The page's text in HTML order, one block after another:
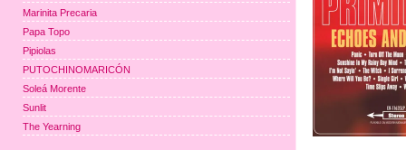
Marinita Precaria
Papa Topo
Pipiolas
PUTOCHINOMARICÓN
Soleá Morente
Sunlit
The Yearning